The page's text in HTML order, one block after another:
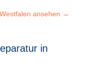
ansehen →
in